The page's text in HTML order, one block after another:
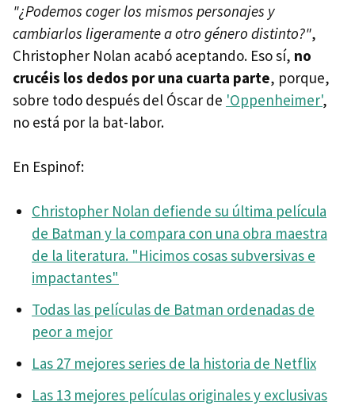
"¿Podemos coger los mismos personajes y
cambiarlos ligeramente a otro género distinto?",
Christopher Nolan acabó aceptando. Eso sí, no
crucéis los dedos por una cuarta parte, porque,
sobre todo después del Óscar de 'Oppenheimer',
no está por la bat-labor.
En Espinof:
Christopher Nolan defiende su última película
de Batman y la compara con una obra maestra
de la literatura. "Hicimos cosas subversivas e
impactantes"
Todas las películas de Batman ordenadas de
peor a mejor
Las 27 mejores series de la historia de Netflix
Las 13 mejores películas originales y exclusivas